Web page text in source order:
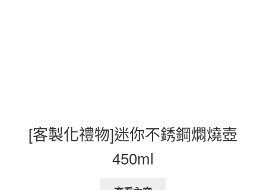
[客製化禮物]迷你不銹鋼燜燒壺
450ml